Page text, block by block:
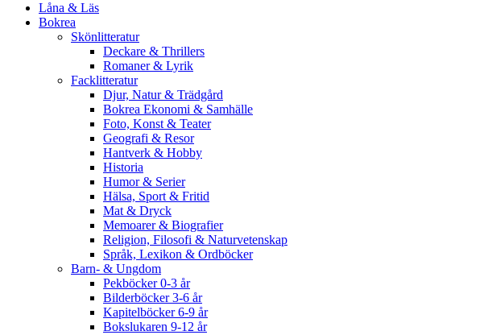
Låna & Läs
Bokrea
Skönlitteratur
Deckare & Thrillers
Romaner & Lyrik
Facklitteratur
Djur, Natur & Trädgård
Bokrea Ekonomi & Samhälle
Foto, Konst & Teater
Geografi & Resor
Hantverk & Hobby
Historia
Humor & Serier
Hälsa, Sport & Fritid
Mat & Dryck
Memoarer & Biografier
Religion, Filosofi & Naturvetenskap
Språk, Lexikon & Ordböcker
Barn- & Ungdom
Pekböcker 0-3 år
Bilderböcker 3-6 år
Kapitelböcker 6-9 år
Bokslukaren 9-12 år